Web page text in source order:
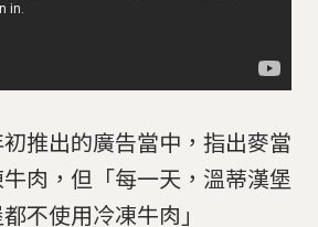
推出的廣告當中，指出麥當
肉，但「每一天，溫蒂漢堡
不使用冷凍牛肉」